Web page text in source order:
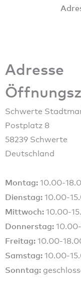
Adresse
Schwerte
Postplatz 8
58239 Schwerte
Deutschland
Montag: 10.00-
Dienstag: 10.00-
Mittwoch: 10.00-
Donnerstag:
Freitag: 10.00-
Samstag: 10.00-
Sonntag: